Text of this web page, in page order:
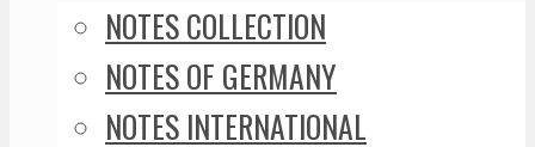
NOTES COLLECTION
NOTES OF GERMANY
NOTES INTERNATIONAL